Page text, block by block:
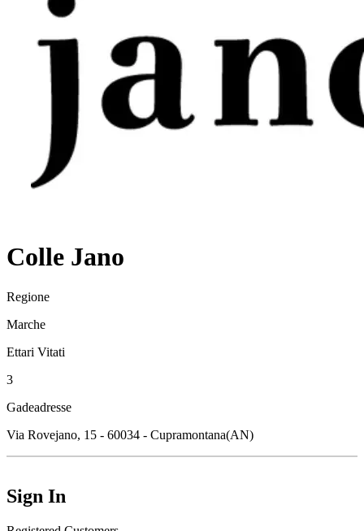
Colle Jano
Regione
Marche
Ettari Vitati
3
Gadeadresse
Via Rovejano, 15 - 60034 - Cupramontana(AN)
Sign In